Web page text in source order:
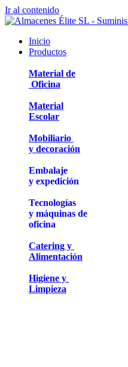
Ir al contenido
Inicio
Productos
Material de
Oficina
Material
Escolar
Mobiliario
y decoración
Embalaje
y expedición
Tecnologías
y máquinas de
oficina
Catering y
Alimentación
Higiene y
Limpieza